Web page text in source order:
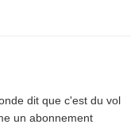
dit que c'est du vol
un abonnement